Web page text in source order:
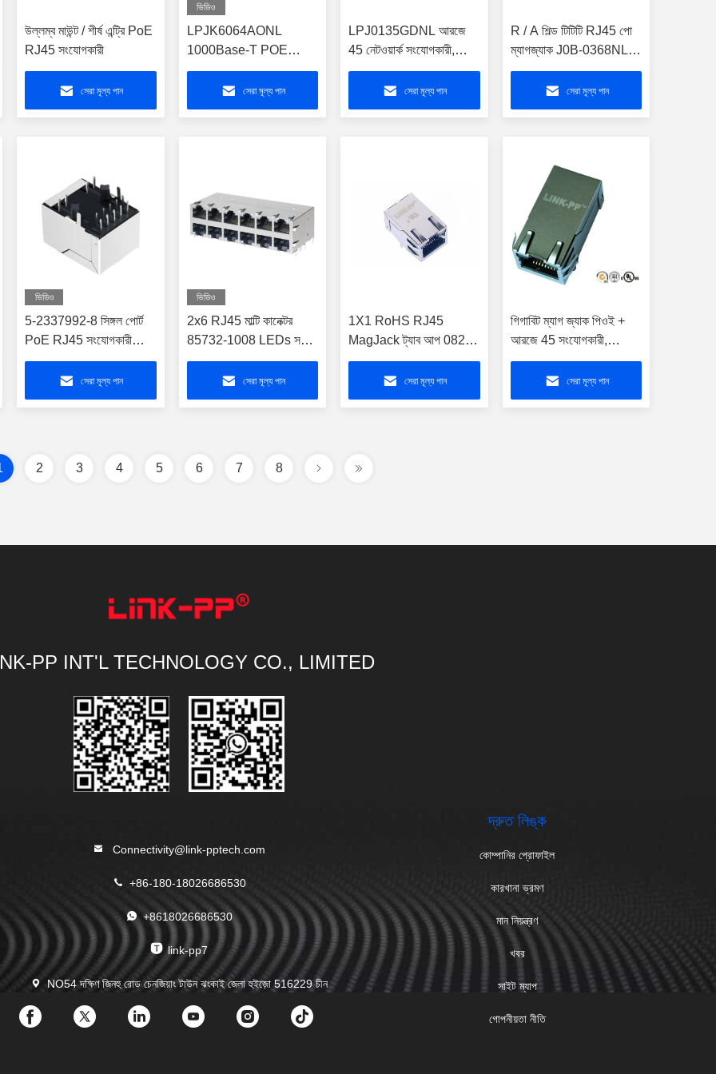
উল্লম্ব মাউন্ট / শীর্ষ এন্ট্রি PoE
RJ45 সংযোগকারী
সেরা মূল্য পান
ভিডিও
LPJK6064AONL
1000Base-T POE
RJ45 সংযোগকারী গিগাবিট
ইথারনেট সকেটসেরা মূল্য পান
LPJ0135GDNL আরজে
45 নেটওয়ার্ক সংযোগকারী,
আরজে 45 পো সংযোগকারী
এসকে02-111008পেনল
সেরা মূল্য পান
R / A শিল্ড টিটিটি RJ45 পো
ম্যাগজ্যাক J0B-0368NL
2x8 কনএন THT 1000 বেস
- POE সহ Tসেরা মূল্য পান
ভিডিও
5-2337992-8 সিঙ্গল পোর্ট
PoE RJ45 সংযোগকারী
LPJG0926HENL
সেরা মূল্য পান
ভিডিও
2x6 RJ45 মাল্টি কানেক্টর
85732-1008 LEDs সহ
সক্ষম PSE PoE+
সেরা মূল্য পান
1X1 RoHS RJ45
MagJack ট্যাব আপ 0826-
1X1T-57-F বেল ম্যাগনেটিক্স
সেরা মূল্য পান
গিগাবিট ম্যাগ জ্যাক পিওই +
আরজে 45 সংযোগকারী,
সম্প্রসারিত তাপমাত্রা 0826-
1X1T-1-F
সেরা মূল্য পান
2 3 4 5 6 7 8
PP INT'L TECHNOLOGY CO., LIMITED
Connectivity@link-pptech.com
+86-180-18026686530
+8618026686530
link-pp7
NO54 দক্ষিণ জিনহু রোড চেনজিয়াং টাউন ঝংকাই জেলা হুইজ়ো 516229 চীন
দ্রুত লিঙ্ক
কোম্পানির প্রোফাইল
কারখানা ভ্রমণ
মান নিয়ন্ত্রণ
খবর
সাইট ম্যাপ
গোপনীয়তা নীতি